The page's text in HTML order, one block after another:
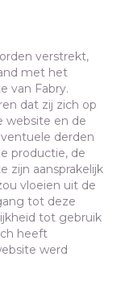
verstrekt,
met het
van Fabry.
dat zij zich op
website en de
derden
productie, de
zijn aansprakelijk
vloeien uit de
tot deze
tot gebruik
heeft
werd